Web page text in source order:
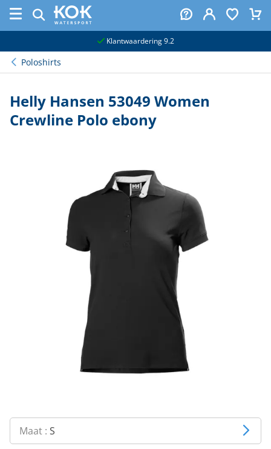
Klantwaardering 9.2
Poloshirts
Helly Hansen 53049 Women
Crewline Polo ebony
Maat : S